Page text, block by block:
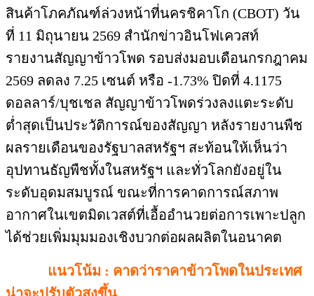
สินค้าโภคภัณฑ์ล่วงหน้าที่นครชิคาโก (CBOT) วัน
ที่ 11 มิถุนายน 2569 สำนักข่าวอินโฟเควสท์
รายงานสัญญาข้าวโพด รอบส่งมอบเดือนกรกฎาคม
2569 ลดลง 7.25 เซนต์ หรือ -1.73% ปิดที่ 4.1175
ดอลลาร์/บุชเชล สัญญาข้าวโพดร่วงลงแตะระดับ
ต่ำสุดเป็นประวัติการณ์ของสัญญา หลังรายงานพืช
ผลรายเดือนของรัฐบาลสหรัฐฯ สะท้อนให้เห็นว่า
อุปทานธัญพืชทั้งในสหรัฐฯ และทั่วโลกยังอยู่ใน
ระดับอุดมสมบูรณ์ ขณะที่การคาดการณ์สภาพ
อากาศในเขตมิดเวสต์ที่เอื้ออำนวยต่อการเพาะปลูก
ได้ช่วยเพิ่มมุมมองเชิงบวกต่อผลผลิตในอนาคต
แนวโน้ม : คาดว่าราคาข้าวโพดในประเทศ